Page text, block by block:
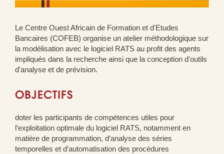
Le Centre Ouest Africain de Formation et d'Etudes
Bancaires (COFEB) organise un atelier méthodologique sur
la modélisation avec le logiciel RATS au profit des agents
impliqués dans la recherche ainsi que la conception d'outils
d'analyse et de prévision.
OBJECTIFS
doter les participants de compétences utiles pour
l’exploitation optimale du logiciel RATS, notamment en
matière de programmation, d’analyse des séries
temporelles et d’automatisation des procédures